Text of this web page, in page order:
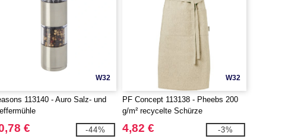
W32
113140 - Auro Salz- und
€ -44%
W32
PF Concept 113138 - Pheebs 200
g/m² recycelte Schürze
4,82 € -3%